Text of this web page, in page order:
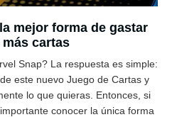
mejor forma de gastar
cartas
Snap? La respuesta es simple:
este nuevo Juego de Cartas y
lo que quieras. Entonces, si
conocer la única forma